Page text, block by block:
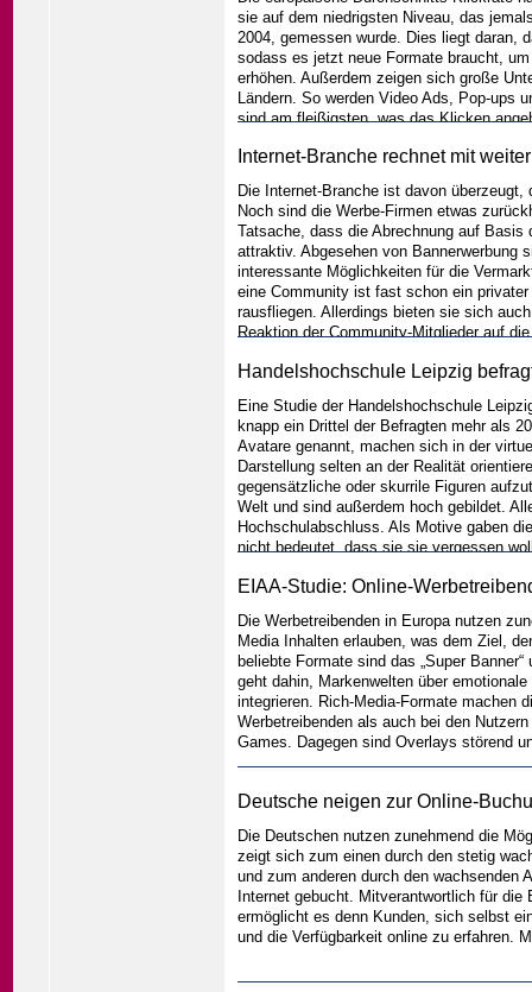
sie auf dem niedrigsten Niveau, das
2004, gemessen wurde. Dies liegt daran,
sodass es jetzt neue Formate braucht,
erhöhen. Außerdem zeigen sich große
Ländern. So werden Video Ads, Pop-ups
sind am fleißigsten, was das Klicken
Internet-Branche rechnet mit
Die Internet-Branche ist davon
Noch sind die Werbe-Firmen etwas
Tatsache, dass die Abrechnung auf
attraktiv. Abgesehen von Bannerwerbung
interessante Möglichkeiten für die
eine Community ist fast schon ein
rausfliegen. Allerdings bieten sie sich
Reaktion der Community-Mitglieder auf
Suchmaschinen machen aber weiterhin
Handelshochschule Leipzig
Eine Studie der Handelshochschule
knapp ein Drittel der Befragten mehr als
Avatare genannt, machen sich in der
Darstellung selten an der Realität
gegensätzliche oder skurrile Figuren
Welt und sind außerdem hoch gebildet.
Hochschulabschluss. Als Motive gaben
nicht bedeutet, dass sie sie vergessen
ist mit der Technik von Second Life
EIAA-Studie: Online-
Die Werbetreibenden in Europa nutzen
Media Inhalten erlauben, was dem Ziel,
beliebte Formate sind das „Super
geht dahin, Markenwelten über
integrieren. Rich-Media-Formate machen
Werbetreibenden als auch bei den
Games. Dagegen sind Overlays störend
Deutsche neigen zur Online-
Die Deutschen nutzen zunehmend die
zeigt sich zum einen durch den stetig
und zum anderen durch den wachsenden
Internet gebucht. Mitverantwortlich für
ermöglicht es denn Kunden, sich selbst
und die Verfügbarkeit online zu erfahren.